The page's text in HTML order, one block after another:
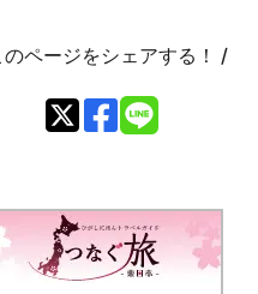
ページをシェアする！ /